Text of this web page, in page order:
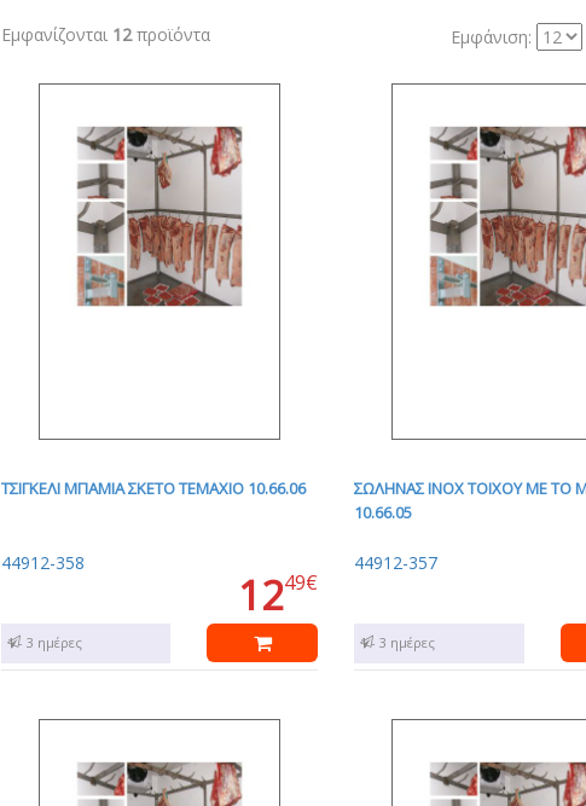
Εμφανίζονται 12προϊόντα Εμφάνιση:
ΤΣΙΓΚΕΛΙ ΜΠΑΜΙΑ ΣΚΕΤΟ ΤΕΜΑΧΙΟ 10.66.06
44912-358
1249€
1 - 3 ημέρες
ΣΩΛΗΝΑΣ INOX ΤΟΙΧΟΥ ΜΕ ΤΟ
10.66.05
44912-357
1 - 3 ημέρες